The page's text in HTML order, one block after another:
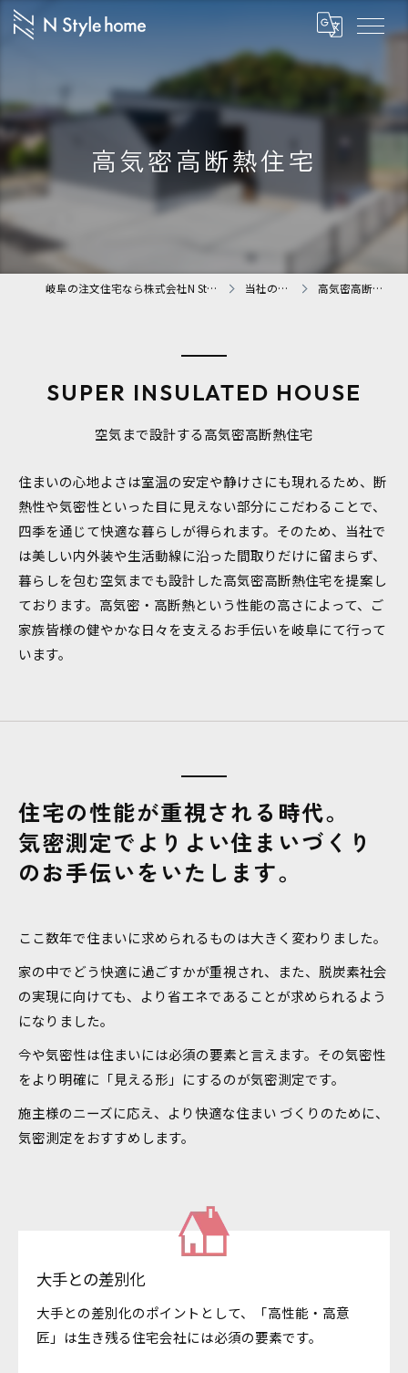
高気密高断熱住宅
岐阜の注文住宅なら株式会社N Styleホーム 当社の特徴 高気密高断熱住宅
空気まで設計する高気密高断熱住宅
SUPER INSULATED HOUSE
住まいの心地よさは室温の安定や静けさにも現れるため、断
熱性や気密性といった目に見えない部分にこだわることで、
四季を通じて快適な暮らしが得られます。そのため、当社で
は美しい内外装や生活動線に沿った間取りだけに留まらず、
暮らしを包む空気までも設計した高気密高断熱住宅を提案し
ております。高気密・高断熱という性能の高さによって、ご
家族皆様の健やかな日々を支えるお手伝いを岐阜にて行って
います。
住宅の性能が重視される時代。
気密測定でよりよい住まいづくり
のお手伝いをいたします。
ここ数年で住まいに求められるものは大きく変わりました。
家の中でどう快適に過ごすかが重視され、また、脱炭素社会
の実現に向けても、より省エネであることが求められるよう
になりました。
今や気密性は住まいには必須の要素と言えます。その気密性
をより明確に「見える形」にするのが気密測定です。
施主様のニーズに応え、より快適な住まい づくりのために、
気密測定をおすすめします。
大手との差別化
大手との差別化のポイントとして、「高性能・高意
匠」は生き残る住宅会社には必須の要素です。